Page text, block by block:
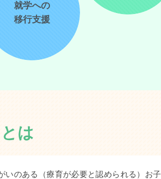
就学への
移行支援
は
いのある（療育が必要と認められる）お子